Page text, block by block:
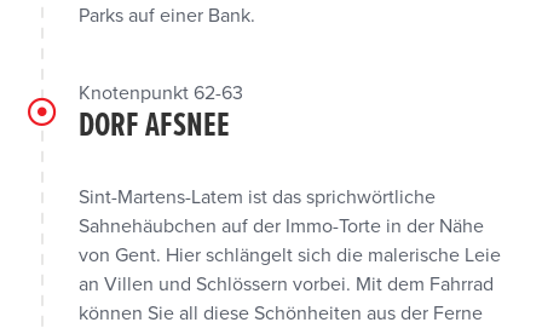
Parks auf einer Bank.
Knotenpunkt 62-63
DORF AFSNEE
Sint-Martens-Latem ist das sprichwörtliche
Sahnehäubchen auf der Immo-Torte in der Nähe
von Gent. Hier schlängelt sich die malerische Leie
an Villen und Schlössern vorbei. Mit dem Fahrrad
können Sie all diese Schönheiten aus der Ferne